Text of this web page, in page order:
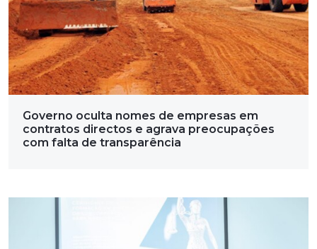
Governo oculta nomes de empresas em
contratos directos e agrava preocupações
com falta de transparência